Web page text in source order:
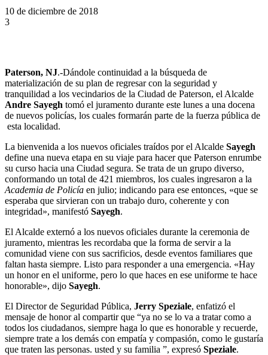
10 de diciembre de 2018
3
Paterson, NJ.-Dándole continuidad a la búsqueda de
materialización de su plan de regresar con la seguridad y
tranquilidad a los vecindarios de la Ciudad de Paterson, el Alcalde
Andre Sayegh tomó el juramento durante este lunes a una docena
de nuevos policías, los cuales formarán parte de la fuerza pública de
esta localidad.
La bienvenida a los nuevos oficiales traídos por el Alcalde Sayegh
define una nueva etapa en su viaje para hacer que Paterson enrumbe
su curso hacia una Ciudad segura. Se trata de un grupo diverso,
conformando un total de 421 miembros, los cuales ingresaron a la
Academia de Policía en julio; indicando para ese entonces, «que se
esperaba que sirvieran con un trabajo duro, coherente y con
integridad», manifestó Sayegh.
El Alcalde externó a los nuevos oficiales durante la ceremonia de
juramento, mientras les recordaba que la forma de servir a la
comunidad viene con sus sacrificios, desde eventos familiares que
faltan hasta siempre. Listo para responder a una emergencia. «Hay
un honor en el uniforme, pero lo que haces en ese uniforme te hace
honorable», dijo Sayegh.
El Director de Seguridad Pública, Jerry Speziale, enfatizó el
mensaje de honor al compartir que “ya no se lo va a tratar como a
todos los ciudadanos, siempre haga lo que es honorable y recuerde,
siempre trate a los demás con empatía y compasión, como le gustaría
que traten las personas. usted y su familia ”, expresó Speziale.